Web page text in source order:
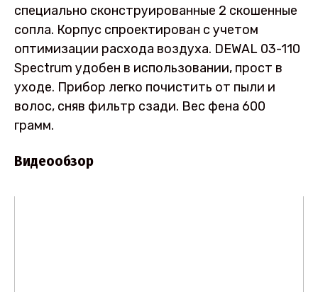
специально сконструированные 2 скошенные
сопла. Корпус спроектирован с учетом
оптимизации расхода воздуха. DEWAL 03-110
Spectrum удобен в использовании, прост в
уходе. Прибор легко почистить от пыли и
волос, сняв фильтр сзади. Вес фена 600
грамм.
Видеообзор